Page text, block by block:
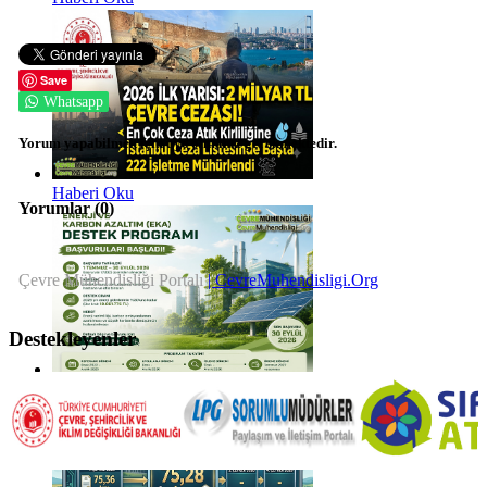
Haberi Oku
Save
Whatsapp
Yorum yapabilmek için üye olmanız gerekmektedir.
Yorumlar (0)
Çevre Mühendisliği Portalı| CevreMuhendisligi.Org
Destekleyenler